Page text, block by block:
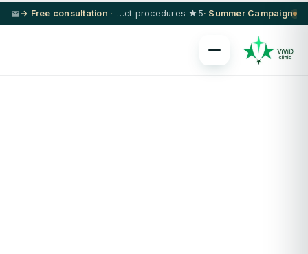
Summer Campaign ·
5★ hotel + VIP transfer on select procedures
· Free consultation →